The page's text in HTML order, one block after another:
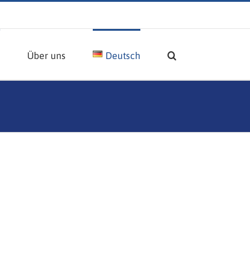
Über uns Deutsch